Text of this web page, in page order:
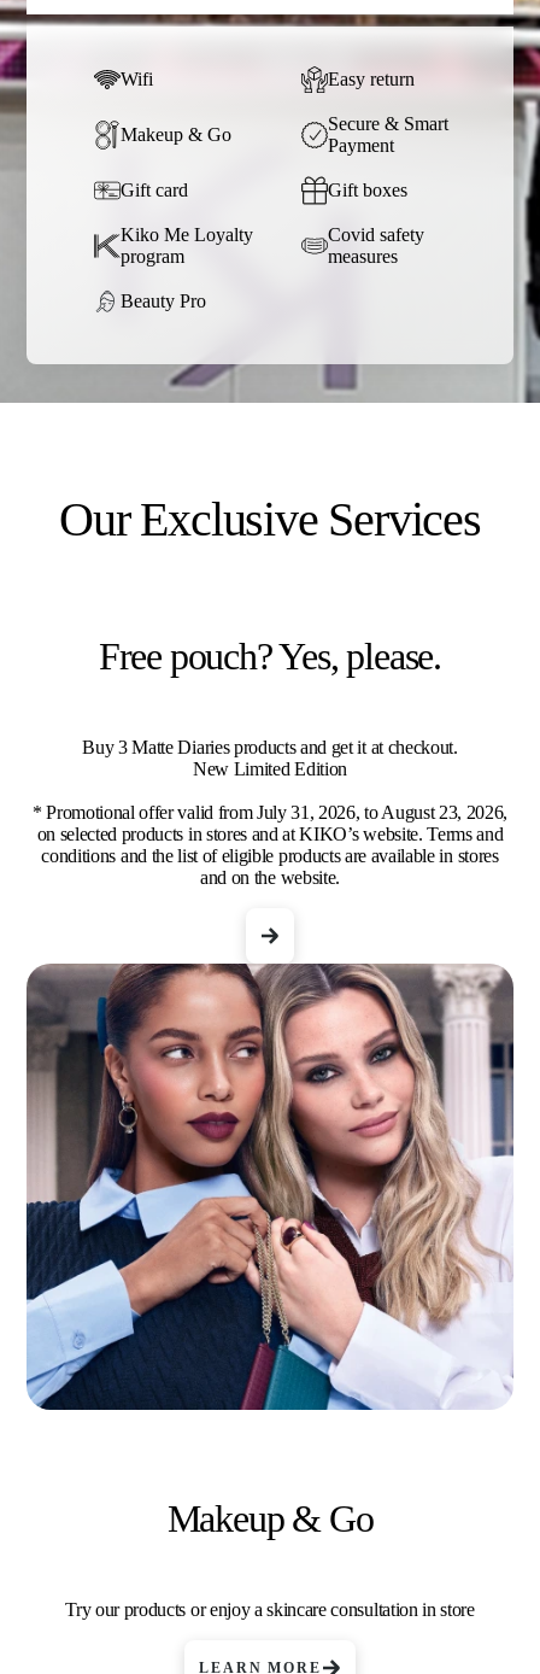
Wifi Easy return
Makeup & Go
Secure & Smart
Payment
Gift card Gift boxes
Kiko Me Loyalty
program
Covid safety
measures
Beauty Pro
Our Exclusive Services
Free pouch? Yes, please.
Buy 3 Matte Diaries products and get it at checkout.
New Limited Edition
* Promotional offer valid from July 31, 2026, to August 23, 2026,
on selected products in stores and at KIKO’s website. Terms and
conditions and the list of eligible products are available in stores
and on the website.
Makeup & Go
Try our products or enjoy a skincare consultation in store
LEARN MORE